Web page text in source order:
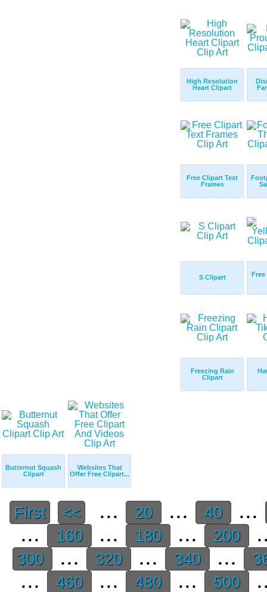
High Resolution
Heart Clipart
Free Clipart Text
Frames
S Clipart Free
Freezing Rain
Clipart
Butternut Squash
Clipart
Websites That
Offer Free Clipart...
First << ... 20 ... 40
...
...
160 ... 180 ... 200
300 ... 320 ... 340 ...
... 460 ... 480 ... 500